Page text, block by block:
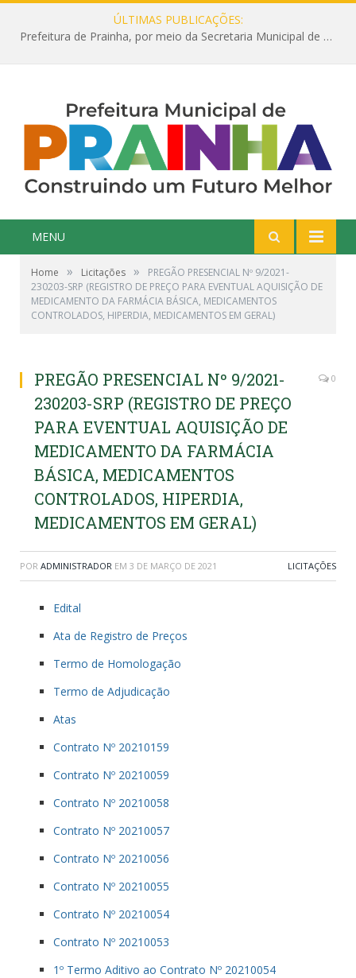
ÚLTIMAS PUBLICAÇÕES:
Prefeitura de Prainha, por meio da Secretaria Municipal de Educação, abre 354 vagas na área da Educação para 2025 com processo seletivo simplificado
MENU
Home » Licitações »
PREGÃO PRESENCIAL Nº 9/2021-
230203-SRP (REGISTRO DE PREÇO PARA EVENTUAL AQUISIÇÃO DE
MEDICAMENTO DA FARMÁCIA BÁSICA, MEDICAMENTOS
CONTROLADOS, HIPERDIA, MEDICAMENTOS EM GERAL)
PREGÃO PRESENCIAL Nº 9/2021-
230203-SRP (REGISTRO DE PREÇO
PARA EVENTUAL AQUISIÇÃO DE
MEDICAMENTO DA FARMÁCIA
BÁSICA, MEDICAMENTOS
CONTROLADOS, HIPERDIA,
MEDICAMENTOS EM GERAL)
0
POR ADMINISTRADOR EM 3 DE MARÇO DE 2021 LICITAÇÕES
Edital
Ata de Registro de Preços
Termo de Homologação
Termo de Adjudicação
Atas
Contrato Nº 20210159
Contrato Nº 20210059
Contrato Nº 20210058
Contrato Nº 20210057
Contrato Nº 20210056
Contrato Nº 20210055
Contrato Nº 20210054
Contrato Nº 20210053
1º Termo Aditivo ao Contrato Nº 20210054